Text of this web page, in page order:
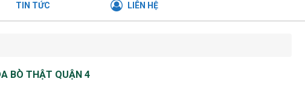
TIN TỨC LIÊN HỆ
BÒ THẬT QUẬN 4